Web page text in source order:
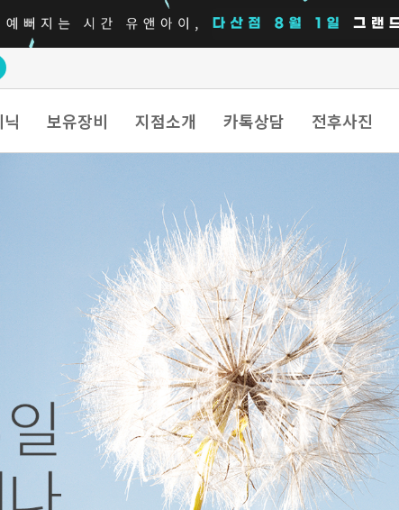
보유장비 지점소개 카톡상담 전후사진